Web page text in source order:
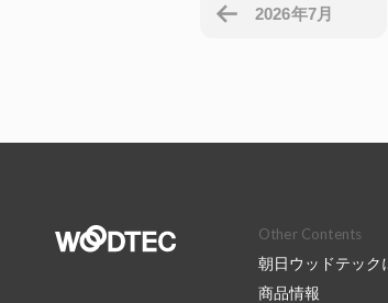
2026年7月
Other Contents
朝日ウッドテック
商品情報